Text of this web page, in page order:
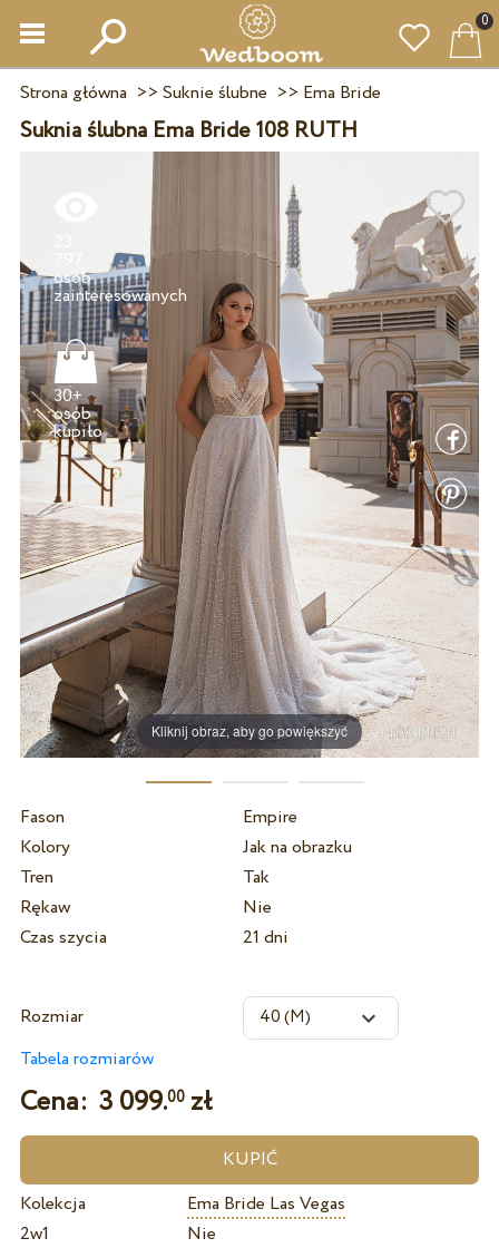
0
Strona główna >> Suknie ślubne >> Ema Bride
Suknia ślubna Ema Bride 108 RUTH
Kliknij obraz, aby go powiększyć
osób
30+
osób
kupiło
Fason
Empire
Kolory
Jak na obrazku
Tren
Tak
Rękaw
Nie
Czas szycia
21 dni
Rozmiar
Tabela rozmiarów
Cena: 3 099.00zł
Kolekcja
Ema Bride Las Vegas
2w1
Nie